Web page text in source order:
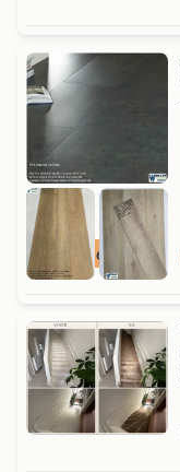
snelle levering